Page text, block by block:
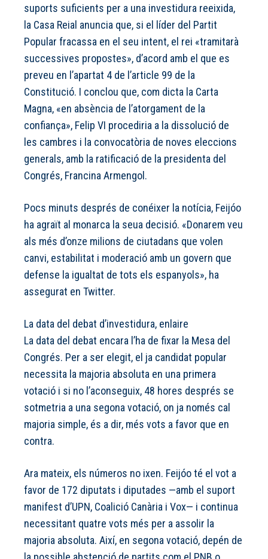
suports suficients per a una investidura reeixida,
la Casa Reial anuncia que, si el líder del Partit
Popular fracassa en el seu intent, el rei «tramitarà
successives propostes», d’acord amb el que es
preveu en l’apartat 4 de l’article 99 de la
Constitució. I conclou que, com dicta la Carta
Magna, «en absència de l’atorgament de la
confiança», Felip VI procediria a la dissolució de
les cambres i la convocatòria de noves eleccions
generals, amb la ratificació de la presidenta del
Congrés, Francina Armengol.
Pocs minuts després de conéixer la notícia, Feijóo
ha agraït al monarca la seua decisió. «Donarem veu
als més d’onze milions de ciutadans que volen
canvi, estabilitat i moderació amb un govern que
defense la igualtat de tots els espanyols», ha
assegurat en Twitter.
La data del debat d’investidura, enlaire
La data del debat encara l’ha de fixar la Mesa del
Congrés. Per a ser elegit, el ja candidat popular
necessita la majoria absoluta en una primera
votació i si no l’aconseguix, 48 hores després se
sotmetria a una segona votació, on ja només cal
majoria simple, és a dir, més vots a favor que en
contra.
Ara mateix, els números no ixen. Feijóo té el vot a
favor de 172 diputats i diputades —amb el suport
manifest d’UPN, Coalició Canària i Vox— i continua
necessitant quatre vots més per a assolir la
majoria absoluta. Així, en segona votació, depén de